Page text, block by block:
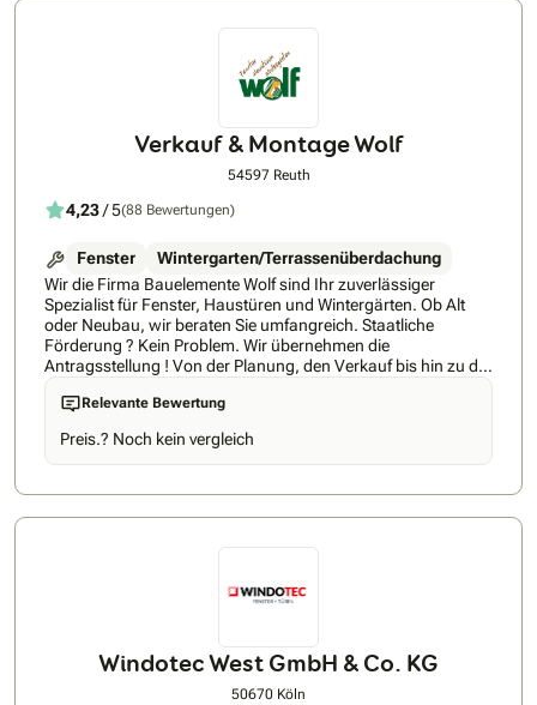
Verkauf & Montage Wolf
54597 Reuth
4,23/ 5(88 Bewertungen)
Fenster
Wintergarten/Terrassenüberdachung
Wir die Firma Bauelemente Wolf sind Ihr zuverlässiger
Spezialist für Fenster, Haustüren und Wintergärten. Ob Alt
oder Neubau, wir beraten Sie umfangreich. Staatliche
Förderung ? Kein Problem. Wir übernehmen die
Antragsstellung ! Von der Planung, den Verkauf bis hin zu der
Montage mit unseren eigenen Monteuren, bieten wir alles aus
einer Hand an. Ein sauberes arbeiten und eine lückenlose
Fertigstellung wird garantiert.
Relevante Bewertung
Preis.? Noch kein vergleich
Windotec West GmbH & Co. KG
50670 Köln